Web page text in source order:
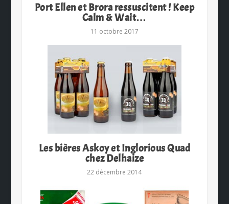
Port Ellen et Brora ressuscitent ! Keep
Calm & Wait…
11 octobre 2017
Les bières Askoy et Inglorious Quad
chez Delhaize
22 décembre 2014